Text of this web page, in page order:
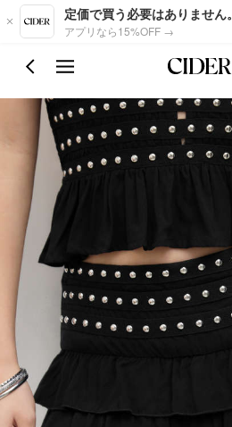
Skip to main content
定価で買う必要はありません。
アプリなら15%OFF →